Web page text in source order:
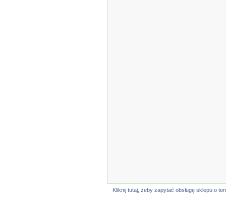
Kliknij tutaj, żeby zapytać obsługę sklepu o